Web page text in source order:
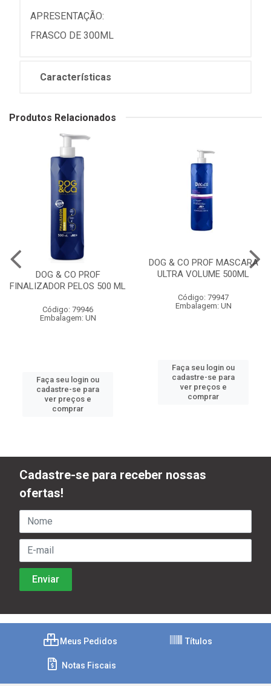
APRESENTAÇÃO:
FRASCO DE 300ML
Características
Produtos Relacionados
DOG & CO PROF
FINALIZADOR PELOS 500 ML
Código: 79946
Embalagem: UN
Faça seu login ou
cadastre-se para
ver preços e
comprar
DOG & CO PROF MASCARA
ULTRA VOLUME 500ML
Código: 79947
Embalagem: UN
Faça seu login ou
cadastre-se para
ver preços e
comprar
Cadastre-se para receber nossas
ofertas!
Meus Pedidos Títulos
Notas Fiscais